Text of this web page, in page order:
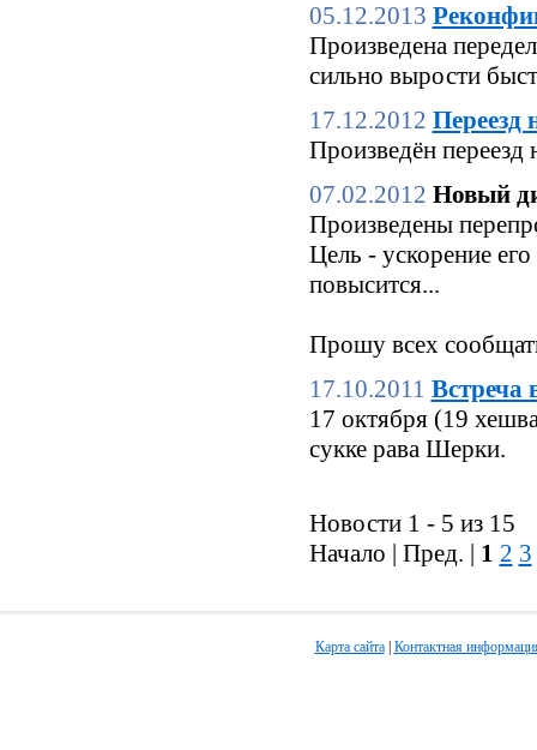
05.12.2013
Произведена
сильно вырости
17.12.2012 Переезд
Произведён переезд
07.02.2012 Новый
Произведены
Цель - ускорение
повысится...
Прошу всех
17.10.2011 Встреча
17 октября (19
сукке рава Шерки.
Новости 1 - 5 из 15
Начало | Пред. | 1 2 3
Карта сайта| Контактная